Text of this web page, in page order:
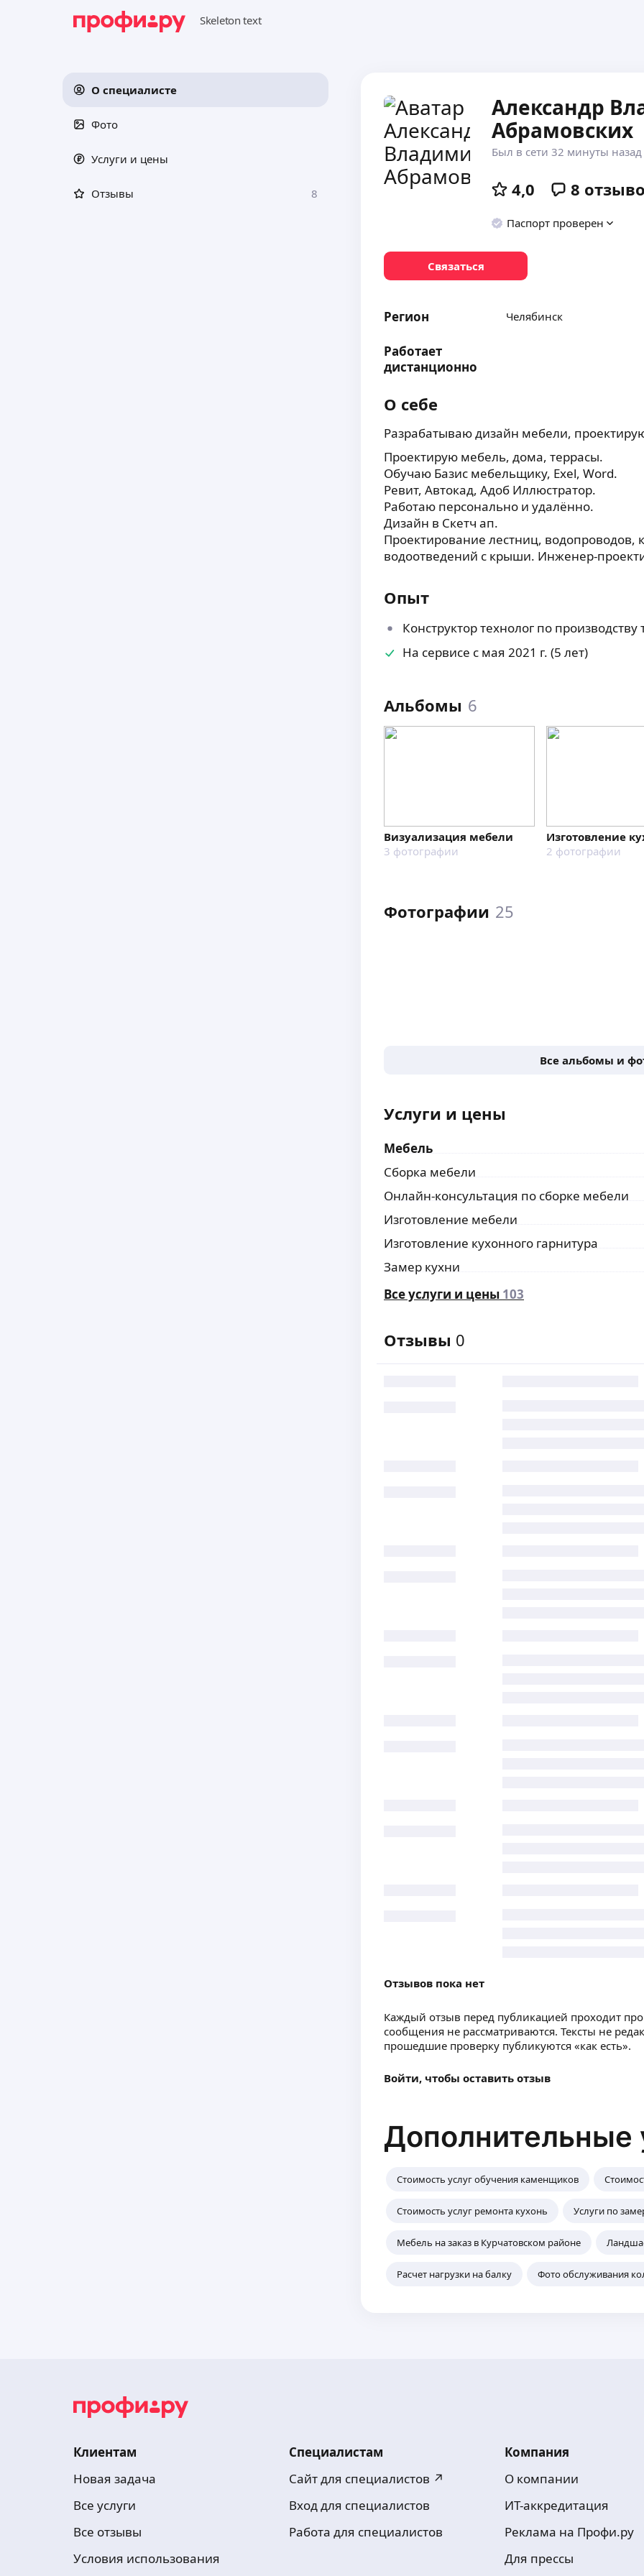
О специалисте
Фото
Услуги и цены
Отзывы 8
Александр
Абрамовских
Был в сети 32 минуты назад
4,0 8
Паспорт проверен
Связаться
Регион Челябинск
Работает
дистанционно
О себе
Разрабатываю дизайн мебели,
Проектирую мебель, дома, террасы.
Обучаю Базис мебельщику, Exel, Word.
Ревит, Автокад, Адоб Иллюстратор.
Работаю персонально и удалённо.
Дизайн в Скетч ап.
Проектирование лестниц, водопроводов,
водоотведений с крыши. Инженер-
Опыт
Конструктор технолог по
На сервисе с мая 2021 г. (5 лет)
Альбомы 6
Визуализация мебели
3 фотографии
Изготовление
2 фотографии
Фотографии 25
Все альбомы и
Услуги и цены
Мебель
Сборка мебели
Онлайн-консультация по сборке мебели
Изготовление мебели
Изготовление кухонного гарнитура
Замер кухни
Все услуги и цены 103
Отзывы 0
Отзывов пока нет
Каждый отзыв перед публикацией проходит
сообщения не рассматриваются. Тексты не
прошедшие проверку публикуются «как есть».
Войти, чтобы оставить отзыв
Дополнительные
Стоимость услуг обучения каменщиков
Стоимость услуг ремонта кухонь Услуги по
Мебель на заказ в Курчатовском районе
Расчет нагрузки на балку Фото обслуживания
Клиентам
Новая задача
Все услуги
Все отзывы
Условия использования
Специалистам
Сайт для специалистов ↗
Вход для специалистов
Работа для специалистов
Компания
О компании
ИТ-аккредитация
Реклама на Профи.ру
Для прессы